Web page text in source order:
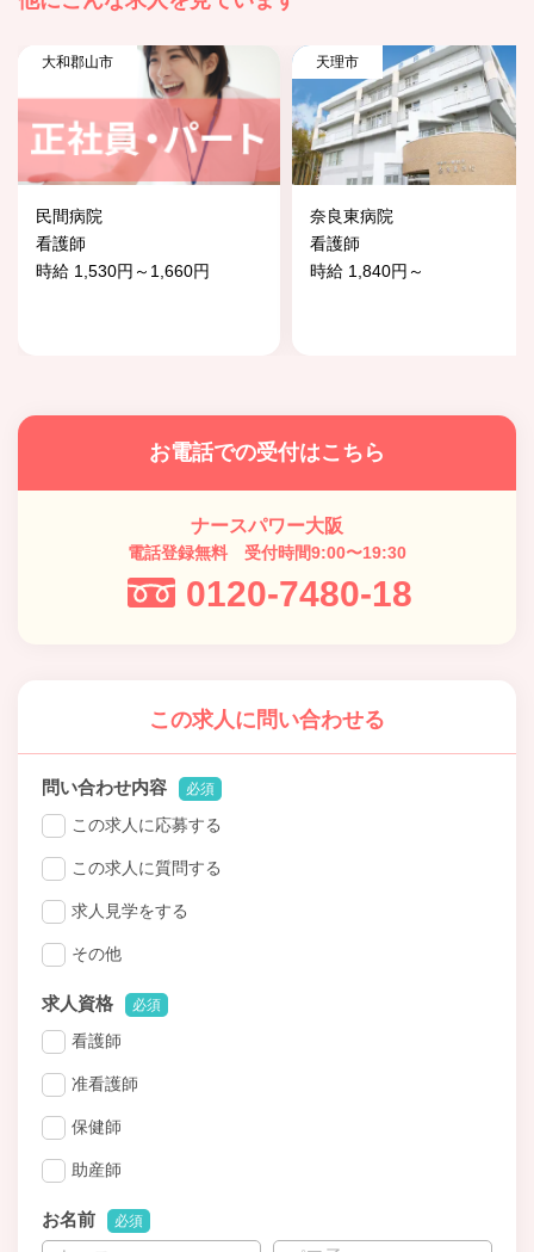
大和郡山市
民間病院
看護師
時給 1,530円～1,660円
天理市
奈良東病院
看護師
時給 1,840円～
お電話での受付はこちら
ナースパワー大阪
電話登録無料 受付時間9:00〜19:30
0120-7480-18
この求人に問い合わせる
問い合わせ内容 必須
この求人に応募する
この求人に質問する
求人見学をする
その他
求人資格 必須
看護師
准看護師
保健師
助産師
お名前 必須